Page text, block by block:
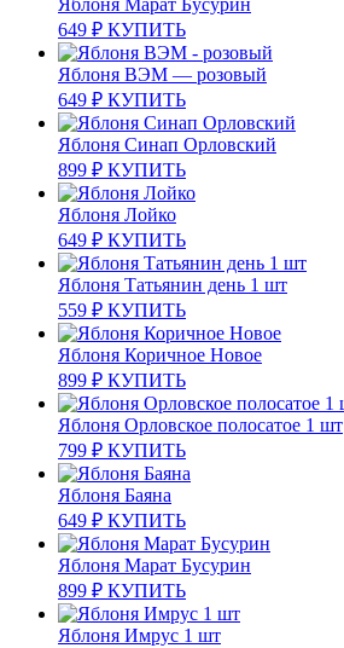
Яблоня Марат Бусурин
649 ₽ КУПИТЬ
Яблоня ВЭМ — розовый
649 ₽ КУПИТЬ
Яблоня Синап Орловский
899 ₽ КУПИТЬ
Яблоня Лойко
649 ₽ КУПИТЬ
Яблоня Татьянин день 1 шт
559 ₽ КУПИТЬ
Яблоня Коричное Новое
899 ₽ КУПИТЬ
Яблоня Орловское полосатое 1 шт
799 ₽ КУПИТЬ
Яблоня Баяна
649 ₽ КУПИТЬ
Яблоня Марат Бусурин
899 ₽ КУПИТЬ
Яблоня Имрус 1 шт